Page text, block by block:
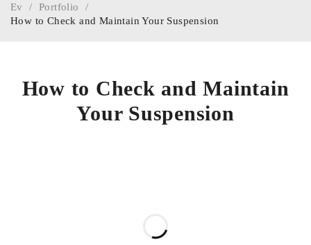
Ev / Portfolio
/
How to Check and Maintain Your Suspension
How to Check and Maintain
Your Suspension